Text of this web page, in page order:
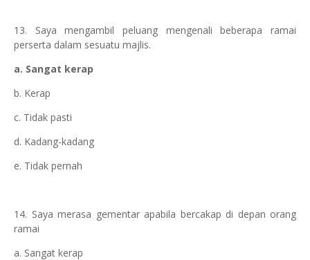
13. Saya mengambil peluang mengenali beberapa ramai
perserta dalam sesuatu majlis.
a. Sangat kerap
b. Kerap
c. Tidak pasti
d. Kadang-kadang
e. Tidak pernah
14. Saya merasa gementar apabila bercakap di depan orang
ramai
a. Sangat kerap